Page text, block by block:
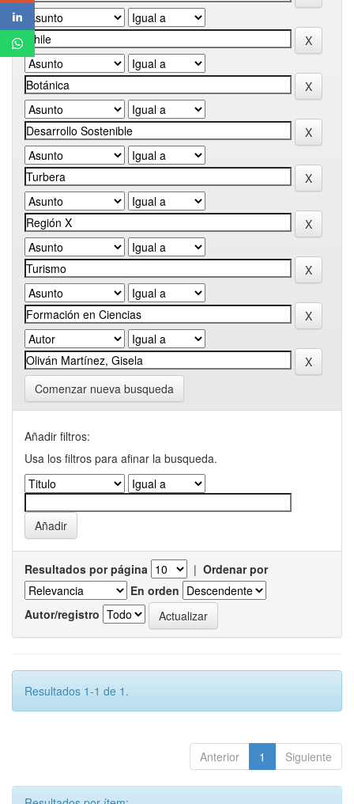
Comenzar nueva busqueda
Añadir filtros:
Usa los filtros para afinar la busqueda.
Resultados por página | Ordenar por
En orden
Autor/registro
Resultados 1-1 de 1.
Anterior 1 Siguiente